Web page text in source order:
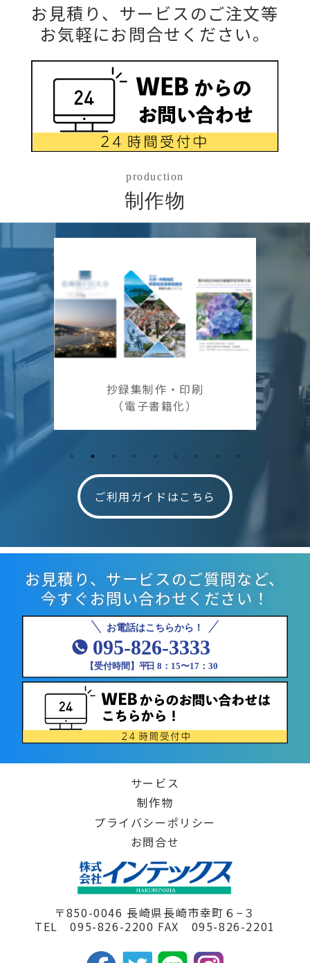
お見積り、サービスのご注文等
お気軽にお問合せください。
production
制作物
抄録集制作・印刷
（電子書籍化）
ご利用ガイドはこちら
お見積り、サービスのご質問など、
今すぐお問い合わせください！
サービス
制作物
プライバシーポリシー
お問合せ
〒850-0046 長崎県長崎市幸町６−３
TEL 095-826-2200 FAX 095-826-2201